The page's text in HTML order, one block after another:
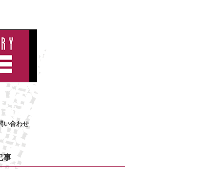
い合わせ
事